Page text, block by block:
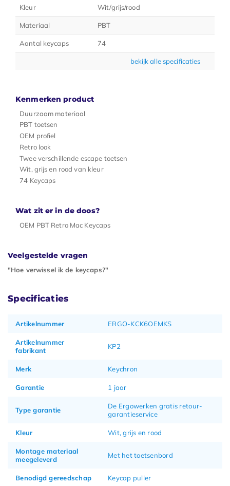
Kleur Wit/grijs/rood
Materiaal PBT
Aantal keycaps 74
bekijk alle specificaties
Kenmerken product
Duurzaam materiaal
PBT toetsen
OEM profiel
Retro look
Twee verschillende escape toetsen
Wit, grijs en rood van kleur
74 Keycaps
Wat zit er in de doos?
OEM PBT Retro Mac Keycaps
Veelgestelde vragen
"Hoe verwissel ik de keycaps?"
Specificaties
Artikelnummer ERGO-KCK6OEMKS
Artikelnummer
fabrikant
KP2
Merk Keychron
Garantie 1 jaar
Type garantie
De Ergowerken gratis retour-
garantieservice
Kleur Wit, grijs en rood
Montage materiaal
meegeleverd
Met het toetsenbord
Benodigd gereedschap Keycap puller